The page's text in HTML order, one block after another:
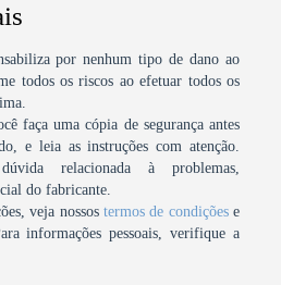
por nenhum tipo de dano ao
todos os riscos ao efetuar todos os
faça uma cópia de segurança antes
e leia as instruções com atenção.
relacionada à problemas,
do fabricante.
veja nossos termos de condiçõese
informações pessoais, verifique a